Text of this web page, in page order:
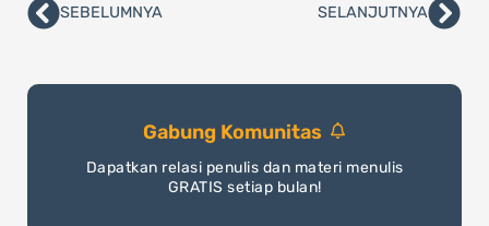
PrevSEBELUMNYA SELANJUTNYA
Gabung Komunitas
Dapatkan relasi penulis dan materi menulis
GRATIS setiap bulan!